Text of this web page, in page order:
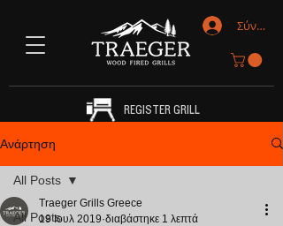
Σύνδεση
REGISTER GRILL
Ανάρτηση
All Posts
All Posts
Traeger Grills Greece
19 Ιουλ 2019 διαβάστηκε 1 λεπτά